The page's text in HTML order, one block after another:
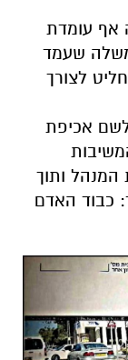
אף עומדת
שעמד
לצורך
אכיפת
המנהל ותוך
כבוד האדם